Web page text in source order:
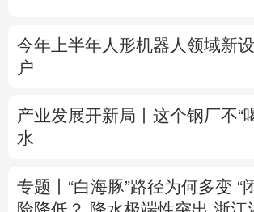
今年上半年人形机器人领域新
户
产业发展开新局丨 这个钢厂不“
水
专题丨 “白海豚”路径为何多变 “